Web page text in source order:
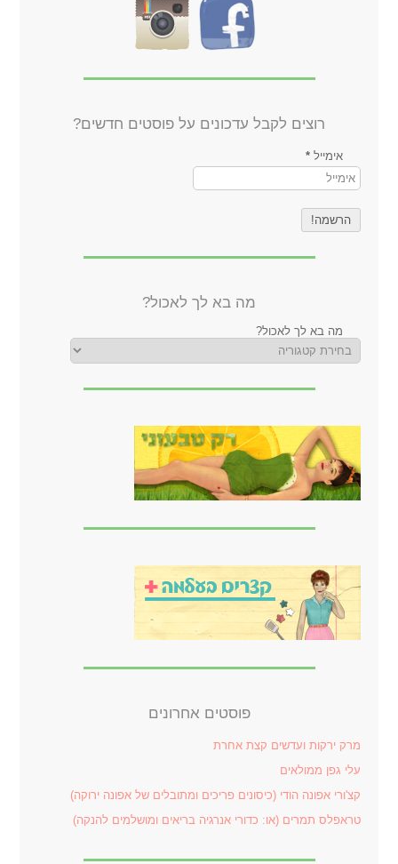
רוצים לקבל עדכונים על פוסטים חדשים?
אימייל*
מה בא לך לאכול?
מה בא לך לאכול?
פוסטים אחרונים
מרק ירקות ועדשים קצת אחרת
עלי גפן ממולאים
קצ'ורי אפונה הודי (כיסונים פריכים ומתובלים של אפונה ירוקה)
טראפלס תמרים (או: כדורי אנרגיה בריאים ומושלמים להנקה)